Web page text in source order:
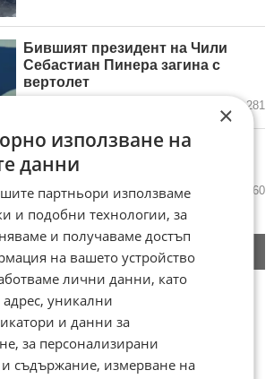
Бившият президент на Чили
Себастиан Пинера загина с
вертолет
1 281
Жертвите на горските пожари в
Чили вече са 122 ВИДЕО
06.02.2024 3 060
×
използване на
данни
партньори използваме
и подобни технологии, за
и получаваме достъп
на вашето устройство
лични данни, като
уникални
и данни за
за персонализирани
съдържание, измерване на